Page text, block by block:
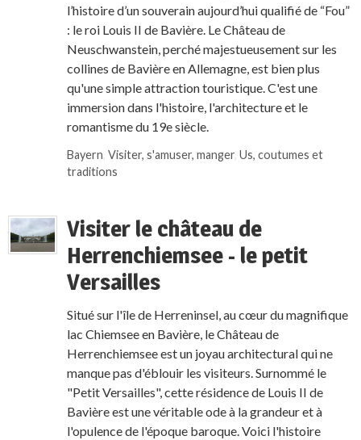
l’histoire d’un souverain aujourd’hui qualifié de “Fou”
: le roi Louis II de Bavière. Le Château de
Neuschwanstein, perché majestueusement sur les
collines de Bavière en Allemagne, est bien plus
qu'une simple attraction touristique. C'est une
immersion dans l'histoire, l'architecture et le
romantisme du 19e siècle.
Bayern ,Visiter, s'amuser, manger ,Us, coutumes et
traditions
Visiter le château de
Herrenchiemsee - le petit
Versailles
Situé sur l'île de Herreninsel, au cœur du magnifique
lac Chiemsee en Bavière, le Château de
Herrenchiemsee est un joyau architectural qui ne
manque pas d'éblouir les visiteurs. Surnommé le
"Petit Versailles", cette résidence de Louis II de
Bavière est une véritable ode à la grandeur et à
l'opulence de l'époque baroque. Voici l'histoire